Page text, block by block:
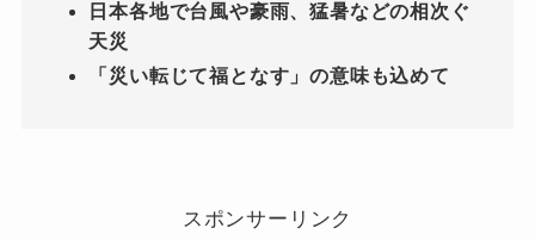
日本各地で台風や豪雨、猛暑などの相次ぐ
天災
「災い転じて福となす」の意味も込めて
スポンサーリンク